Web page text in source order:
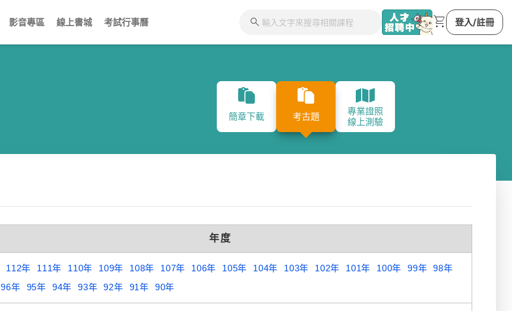
簡章下載 考古題
專業證照
線上測驗
年度
112年 111年 110年 109年 108年 107年 106年 105年 104年 103年 102年 101年 100年 99年
98年
96年 95年 94年 93年 92年 91年 90年
影音專區 線上書城 考試行事曆 search shopping_cart 登入/註冊